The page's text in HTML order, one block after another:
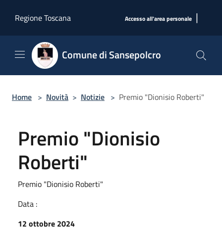
Regione Toscana
Accesso all'area personale |
Comune di Sansepolcro
Home > Novità > Notizie > Premio "Dionisio Roberti"
Premio "Dionisio
Roberti"
Premio "Dionisio Roberti"
Data :
12 ottobre 2024